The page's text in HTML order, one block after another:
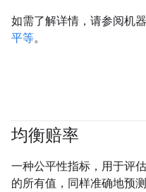
如需了解详情，请参阅机
平等。
均衡赔率
一种公平性指标，用于评
的所有值，同样准确地预测